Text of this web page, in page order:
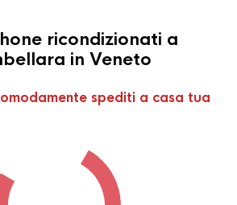
ricondizionati a
in Veneto
spediti a casa tua